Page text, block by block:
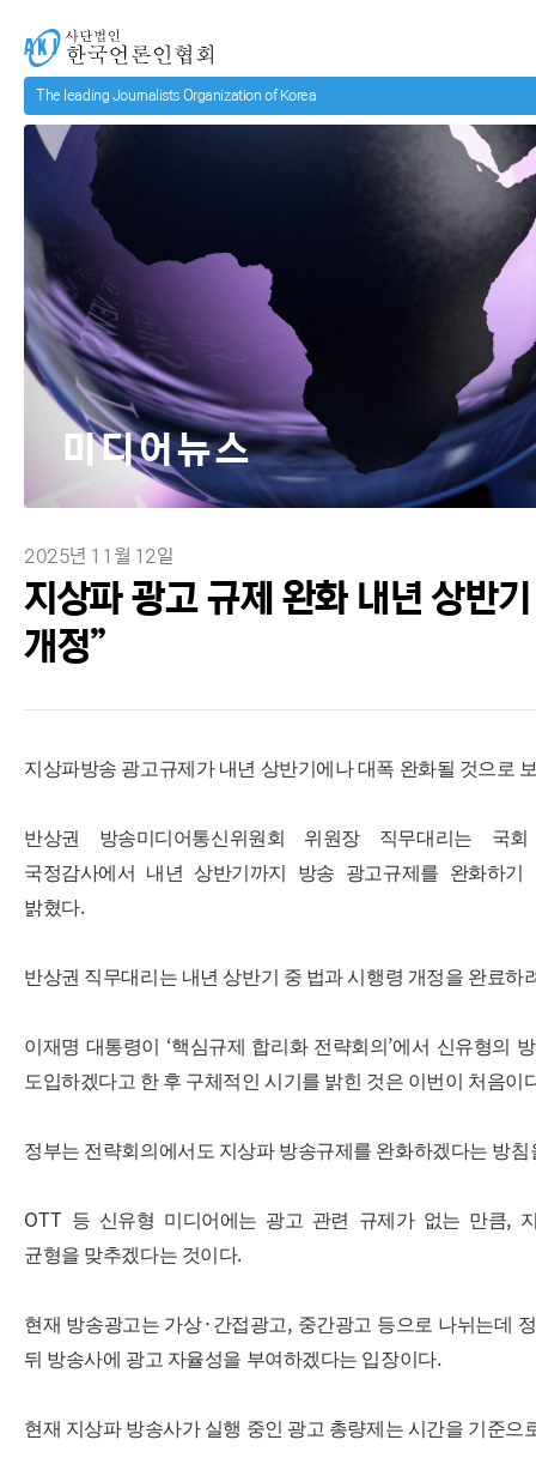
사단법인 한국언론인협회
2025년 11월 12일
지상파 광고 규제 완화 내년 상반
개정”
미디어뉴스
지상파방송 광고규제가 내년 상반기에나 대폭 완화될 것으로
반상권 방송미디어통신위원회 위원장 직무대리는 국회
국정감사에서 내년 상반기까지 방송 광고규제를 완화하
밝혔다.
반상권 직무대리는 내년 상반기 중 법과 시행령 개정을 완료하
이재명 대통령이 ‘핵심규제 합리화 전략회의 ’에서 신유형의
도입하겠다고 한 후 구체적인 시기를 밝힌 것은 이번이 처음이
정부는 전략회의에서도 지상파 방송규제를 완화하겠다는 방침
OTT 등 신유형 미디어에는 광고 관련 규제가 없는 만큼,
균형을 맞추겠다는 것이다.
현재 방송광고는 가상· 간접광고, 중간광고 등으로 나뉘는데
뒤 방송사에 광고 자율성을 부여하겠다는 입장이다.
현재 지상파 방송사가 실행 중인 광고 총량제는 시간을 기준으